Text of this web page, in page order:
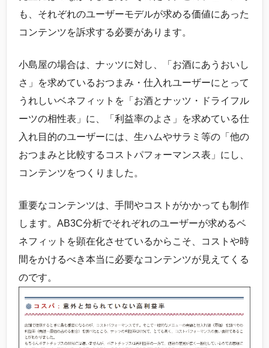
も、それぞれのユーザーモデルが求める価値にあった
コンテンツを訴求する必要があります。
小島屋の場合は、ナッツに対し、「お酒にあうおいし
さ」を求めているおつまみ・仕入れユーザーにとって
うれしいベネフィットを「お酒とナッツ・ドライフル
ーツの相性表」に、「利益率のよさ」を求めている仕
入れ目的のユーザーには、生ハムやサラミ等の「他の
おつまみと比較するコストパフォーマンス表」にし、
コンテンツをつくりました。
重要なコンテンツは、手間やコストがかかっても制作
します。AB3C分析でそれぞれのユーザーが求めるベ
ネフィットを顕在化させているからこそ、コストや時
間をかけるべき本当に必要なコンテンツが見えてくる
のです。